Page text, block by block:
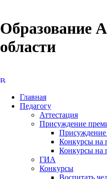
Образование
области
Главная
Педагогу
Аттестация
Присуждение
Конкурсы на
Конкурсы на
ГИА
Конкурсы
Воспитать